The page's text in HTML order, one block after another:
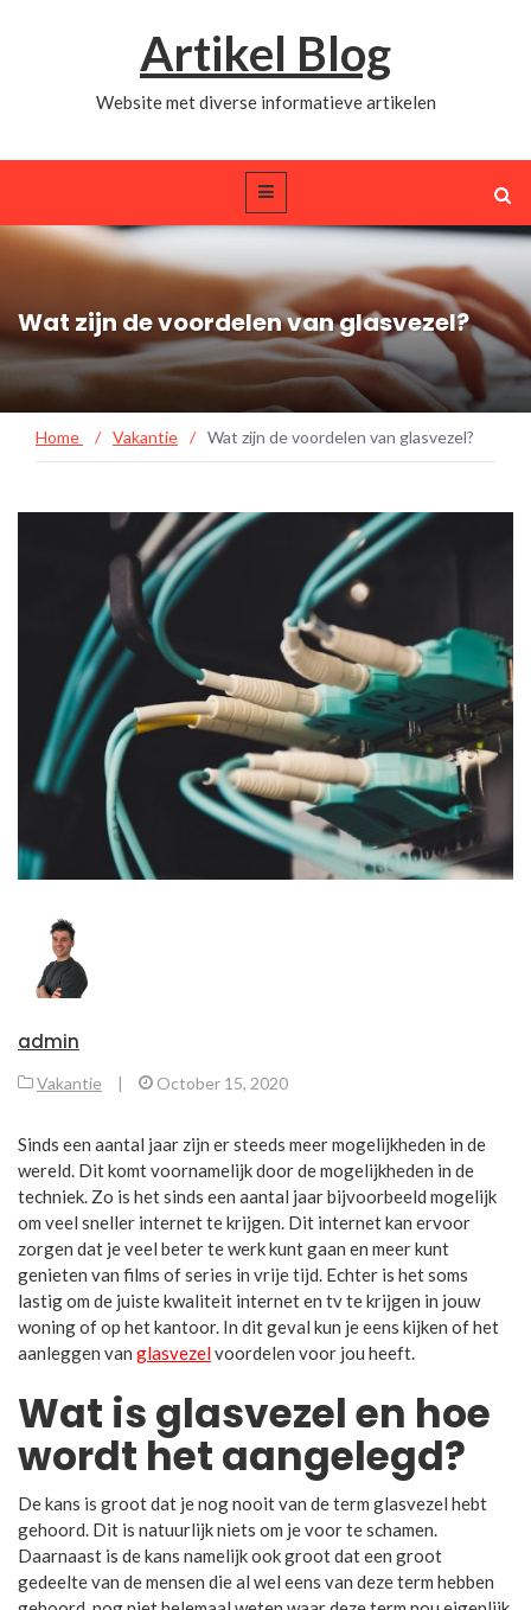
Artikel Blog
Website met diverse informatieve artikelen
Wat zijn de voordelen van glasvezel?
Home / Vakantie / Wat zijn de voordelen van glasvezel?
admin
Vakantie | October 15, 2020
Sinds een aantal jaar zijn er steeds meer mogelijkheden in de
wereld. Dit komt voornamelijk door de mogelijkheden in de
techniek. Zo is het sinds een aantal jaar bijvoorbeeld mogelijk
om veel sneller internet te krijgen. Dit internet kan ervoor
zorgen dat je veel beter te werk kunt gaan en meer kunt
genieten van films of series in vrije tijd. Echter is het soms
lastig om de juiste kwaliteit internet en tv te krijgen in jouw
woning of op het kantoor. In dit geval kun je eens kijken of het
aanleggen van glasvezelvoordelen voor jou heeft.
Wat is glasvezel en hoe
wordt het aangelegd?
De kans is groot dat je nog nooit van de term glasvezel hebt
gehoord. Dit is natuurlijk niets om je voor te schamen.
Daarnaast is de kans namelijk ook groot dat een groot
gedeelte van de mensen die al wel eens van deze term hebben